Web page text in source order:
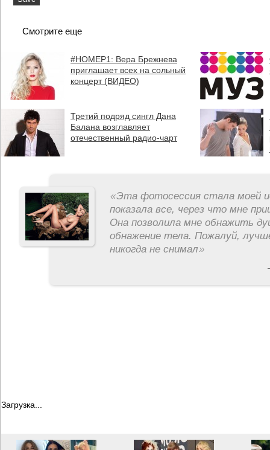
Смотрите еще
#НОМЕР1: Вера Брежнева
приглашает всех на сольный
концерт (ВИДЕО)
Третий подряд сингл Дана
Балана возглавляет
отечественный радио-чарт
«Эта фотосессия стала моей
показала все, через что мне
Она позволила мне обнажить
обнажение тела. Пожалуй,
никогда не снимал»
Загрузка...